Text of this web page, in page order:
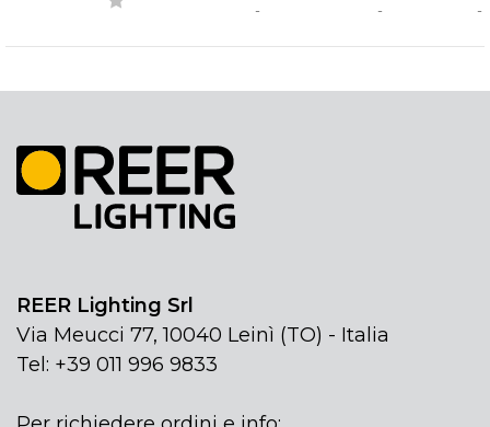
- - -
REER Lighting Srl
Via Meucci 77, 10040 Leinì (TO) - Italia
Tel: +39 011 996 9833